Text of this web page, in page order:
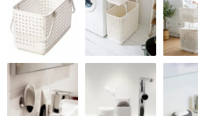
限。請僅將其用作指導。
-本產品的魅力使用天然植物。由於是一件
狀等可能存在個體差異。另外，請注意，
-避免高溫，高濕和強烈的陽光直射。存放
中，並放在陰涼處，否則可能會導致變質。
・這個商品非常精緻。如果您施加衝擊等